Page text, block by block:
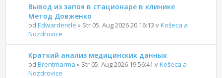
Вывод из запоя в стационаре в клинике
Метод Довженко
odEdwarderele » Str 05. Aug 2026 20:16:13 vKošeca a
Nozdrovice
Краткий анализ медицинских данных
odBrentmarma » Str 05. Aug 2026 19:56:41 vKošeca a
Nozdrovice